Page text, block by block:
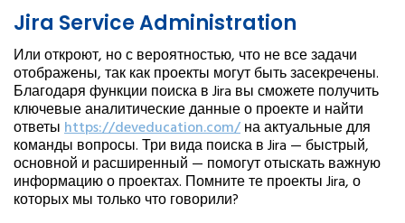
Jira Service Administration
Или откроют, но с вероятностью, что не все задачи
отображены, так как проекты могут быть засекречены.
Благодаря функции поиска в Jira вы сможете получить
ключевые аналитические данные о проекте и найти
ответыhttps://deveducation.com/на актуальные для
команды вопросы. Три вида поиска в Jira — быстрый,
основной и расширенный — помогут отыскать важную
информацию о проектах. Помните те проекты Jira, о
которых мы только что говорили?